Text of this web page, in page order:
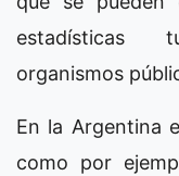
estadísticas
organismos
En la Argentina
como por